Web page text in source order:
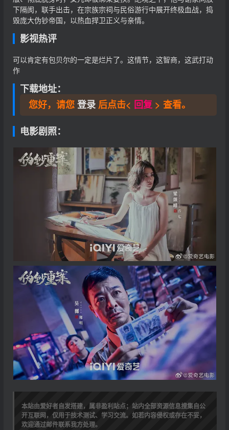
下隔阂，联手出击，在宗族宗祠与民俗游行中展开终极血战，捣
毁庞大伪钞帝国，以热血捍卫正义与亲情。
影视热评
可以肯定有包贝尔的一定是烂片了。这情节，这智商，这武打动
作
下载地址：
您好，请您登录后点击< 回复> 查看。
电影剧照：
本站由爱好者自发搭建，属非盈利站点；站内全部资源信息搜集自公
开互联网，仅用于技术测试、学习交流。如若内容侵权或存在不妥，
欢迎通过邮件联系我方处理。